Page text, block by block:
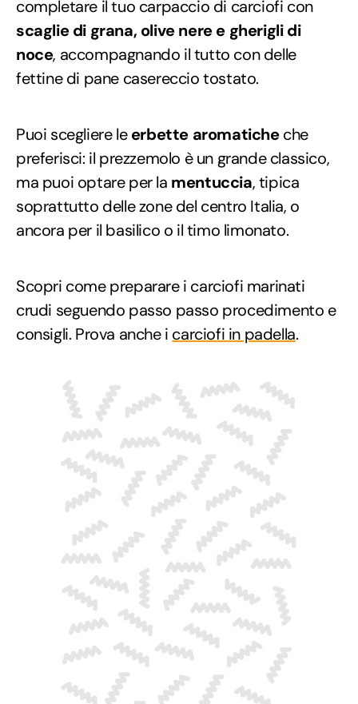
completare il tuo carpaccio di carciofi con
scaglie di grana, olive nere e gherigli di
noce, accompagnando il tutto con delle
fettine di pane casereccio tostato.
Puoi scegliere leerbette aromaticheche
preferisci: il prezzemolo è un grande classico,
ma puoi optare per la mentuccia, tipica
soprattutto delle zone del centro Italia, o
ancora per il basilico o il timo limonato.
Scopri come preparare i carciofi marinati
crudi seguendo passo passo procedimento e
consigli. Prova anche i carciofi in padella.